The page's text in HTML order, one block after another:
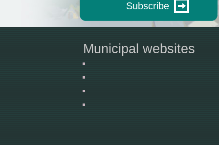
Subscribe
Municipal websites